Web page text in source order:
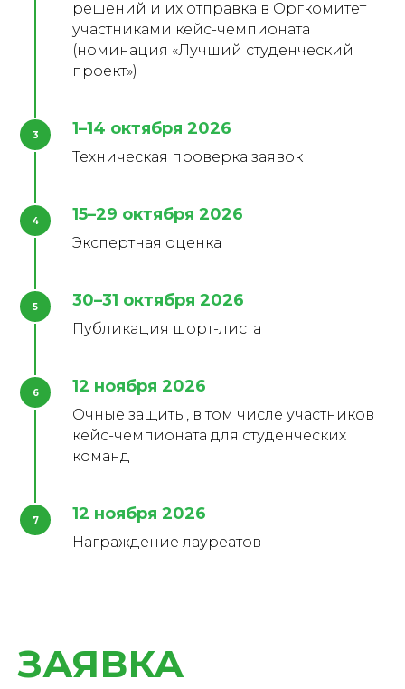
решений и их отправка в Оргкомитет
участниками кейс-чемпионата
(номинация «Лучший студенческий
проект»)
1–14 октября 2026
Техническая проверка заявок
15–29 октября 2026
Экспертная оценка
30–31 октября 2026
Публикация шорт-листа
12 ноября 2026
Очные защиты, в том числе участников
кейс-чемпионата для студенческих
команд
12 ноября 2026
Награждение лауреатов
ЗАЯВКА